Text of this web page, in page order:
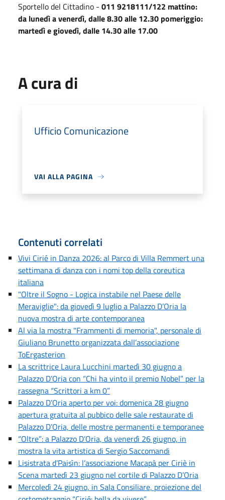
Sportello del Cittadino - 011 9218111/122 mattino:
da lunedì a venerdì, dalle 8.30 alle 12.30 pomeriggio:
martedì e giovedì, dalle 14.30 alle 17.00
A cura di
Ufficio Comunicazione
VAI ALLA PAGINA
Contenuti correlati
Vivi Cirié in Danza 2026: al Parco di Villa Remmert una
settimana di danza con i nomi top della coreutica
italiana
"Oltre il Sogno - Logica instabile nel Paese delle
Meraviglie": da giovedì 9 luglio a Palazzo D’Oria la
nuova mostra di arte contemporanea
Al via la mostra "Frammenti di memoria", personale di
Giuliano Brunetto organizzata dall’associazione
ToErgasterion
La scrittrice Laura Lucchini martedì 30 giugno a
Palazzo D’Oria con “Chi ha vinto il premio Nobel” per la
rassegna “Scrittori a km 0”
Palazzo D’Oria aperto per voi: domenica 28 giugno
apertura gratuita al pubbico delle sale restaurate di
Palazzo D’Oria, delle mostre permanenti e temporanee
“Oltre”: a Palazzo D’Oria, da venerdì 26 giugno, in
mostra la vita artistica di Sergio Saccomandi
Lisistrata d’Paisìn: l’associazione Macapà per Ciriè in
Scena martedì 23 giugno nel cortile di Palazzo D’Oria
Mercoledì 24 giugno, in Sala Consiliare, proiezione del